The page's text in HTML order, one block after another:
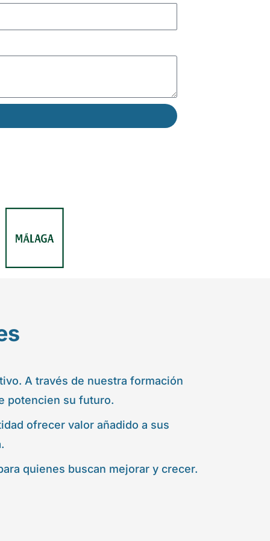
A través de nuestra formación
potencien su futuro.
ofrecer valor añadido a sus
quienes buscan mejorar y crecer.